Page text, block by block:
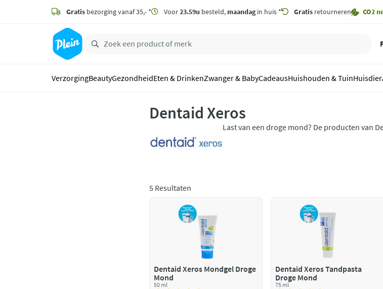
zoeken
hoofdinhoud
Gratis bezorging vanaf 35,- * Voor23.59u besteld, maandagin huis * Gratis retourneren CO2
VerzorgingBeautyGezondheidEten & DrinkenZwanger & BabyCadeausHuishouden & TuinHuisdier
Dentaid Xeros
Last van een droge mond? De producten van
5 Resultaten
Dentaid Xeros Mondgel Droge
Mond
50 ml
Dentaid Xeros Tandpasta
Droge Mond
75 ml